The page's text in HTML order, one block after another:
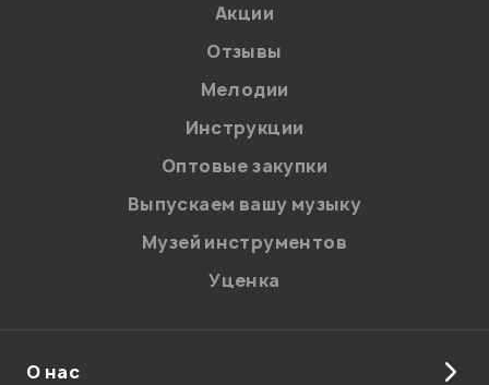
Акции
Отзывы
Мелодии
Инструкции
Оптовые закупки
Выпускаем вашу музыку
Музей инструментов
Уценка
О нас